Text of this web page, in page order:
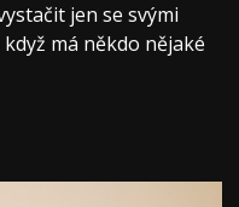
jen se svými
má někdo nějaké